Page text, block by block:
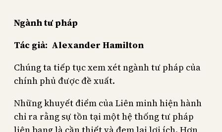
Ngành tư pháp
Tác giả: Alexander Hamilton
Chúng ta tiếp tục xem xét ngành tư pháp của
chính phủ được đề xuất.
Những khuyết điểm của Liên minh hiện hành
chỉ ra rằng sự tồn tại một hệ thống tư pháp